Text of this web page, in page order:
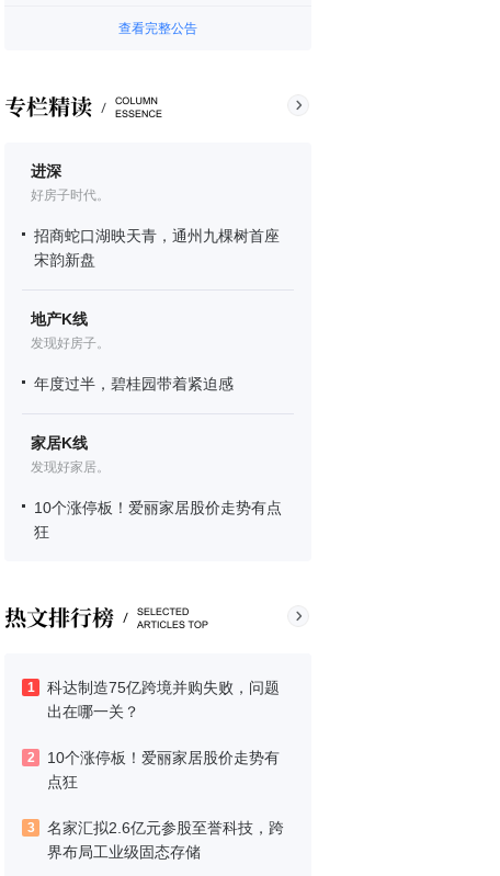
查看完整公告
进深
好房子时代。
招商蛇口湖映天青，通州九棵树首座
宋韵新盘
地产K线
发现好房子。
年度过半，碧桂园带着紧迫感
家居K线
发现好家居。
10个涨停板！爱丽家居股价走势有点
狂
1
科达制造75亿跨境并购失败，问题
出在哪一关？
2
10个涨停板！爱丽家居股价走势有
点狂
3
名家汇拟2.6亿元参股至誉科技，跨
界布局工业级固态存储